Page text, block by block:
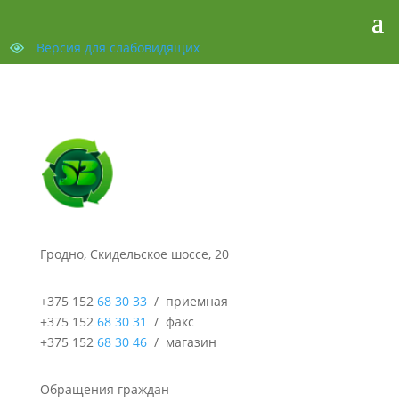
Версия для слабовидящих
Гродно, Скидельское шоссе, 20
+375 152 68 30 33/ приемная
+375 152 68 30 31 / факс
+375 152 68 30 46/ магазин
Обращения граждан